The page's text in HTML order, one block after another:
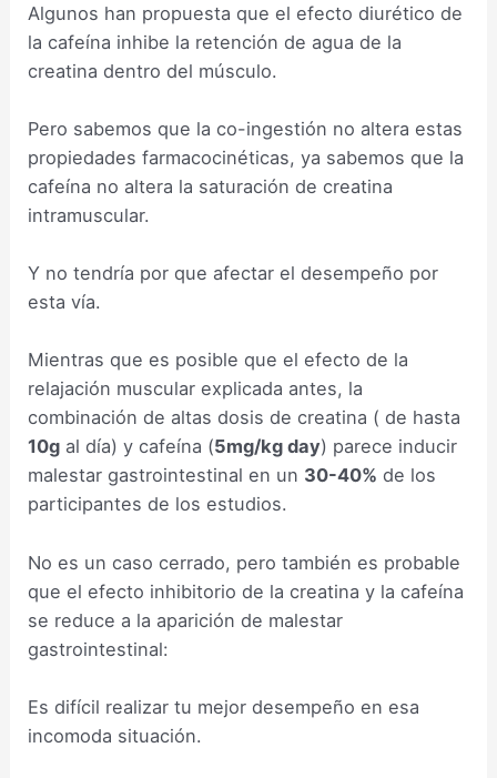
Algunos han propuesta que el efecto diurético de
la cafeína inhibe la retención de agua de la
creatina dentro del músculo.
Pero sabemos que la co-ingestión no altera estas
propiedades farmacocinéticas, ya sabemos que la
cafeína no altera la saturación de creatina
intramuscular.
Y no tendría por que afectar el desempeño por
esta vía.
Mientras que es posible que el efecto de la
relajación muscular explicada antes, la
combinación de altas dosis de creatina ( de hasta
10g al día) y cafeína (5mg/kg day) parece inducir
malestar gastrointestinal en un 30-40% de los
participantes de los estudios.
No es un caso cerrado, pero también es probable
que el efecto inhibitorio de la creatina y la cafeína
se reduce a la aparición de malestar
gastrointestinal:
Es difícil realizar tu mejor desempeño en esa
incomoda situación.